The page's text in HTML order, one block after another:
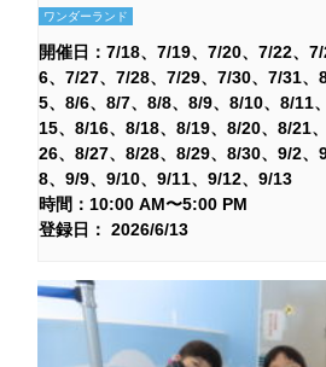
ワンダーランド
開催日：7/18 7/19 7/20 7/22
6
7/27 7/28 7/29 7/30 7/31
5
8/6 8/7 8/8 8/9 8/10 8/11
15
8/16 8/18 8/19 8/20 8/21
26
8/27 8/28 8/29 8/30 9/2
8
9/9 9/10 9/11 9/12
9/13
時間：10:00 AM〜5:00 PM
登録日： 2026/6/13